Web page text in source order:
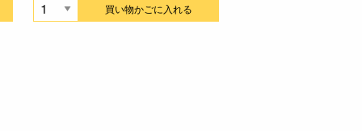
買い物かごに入れる